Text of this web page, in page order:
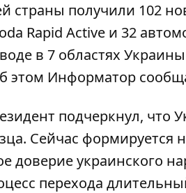
страны получили 102
Rapid Active и 32
в 7 областях
этом Информатор
подчеркнул, что
Сейчас
доверие украинского
перехода